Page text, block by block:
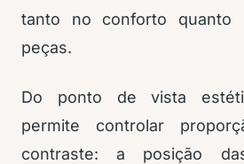
tanto no conforto quanto
peças.
Do ponto de vista
permite controlar
contraste: a posição